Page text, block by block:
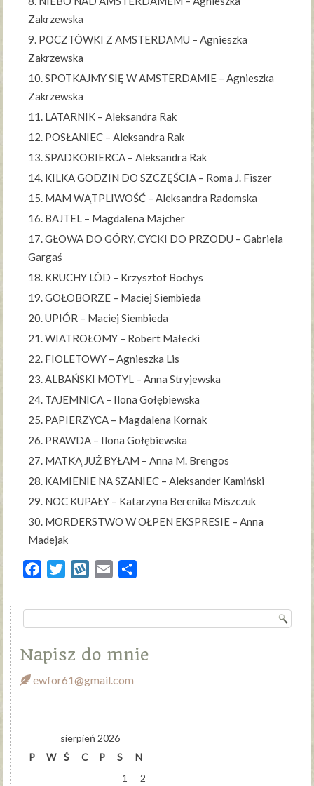
Zakrzewska
POCZTÓWKI Z AMSTERDAMU – Agnieszka
Zakrzewska
SPOTKAJMY SIĘ W AMSTERDAMIE – Agnieszka
Zakrzewska
LATARNIK – Aleksandra Rak
POSŁANIEC – Aleksandra Rak
SPADKOBIERCA – Aleksandra Rak
KILKA GODZIN DO SZCZĘŚCIA – Roma J. Fiszer
MAM WĄTPLIWOŚĆ – Aleksandra Radomska
BAJTEL – Magdalena Majcher
GŁOWA DO GÓRY, CYCKI DO PRZODU – Gabriela
Gargaś
KRUCHY LÓD – Krzysztof Bochys
GOŁOBORZE – Maciej Siembieda
UPIÓR – Maciej Siembieda
WIATROŁOMY – Robert Małecki
FIOLETOWY – Agnieszka Lis
ALBAŃSKI MOTYL – Anna Stryjewska
TAJEMNICA – Ilona Gołębiewska
PAPIERZYCA – Magdalena Kornak
PRAWDA – Ilona Gołębiewska
MATKĄ JUŻ BYŁAM – Anna M. Brengos
KAMIENIE NA SZANIEC – Aleksander Kamiński
NOC KUPAŁY – Katarzyna Berenika Miszczuk
MORDERSTWO W OŁPEN EKSPRESIE – Anna
Madejak
FacebookTwitterWykopEmail
Napisz do mnie
ewfor61@gmail.com
sierpień 2026
P
W Ś C P S
N
1
2